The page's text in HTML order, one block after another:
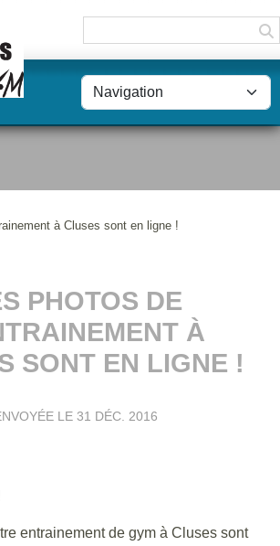
à Cluses sont en ligne !
PHOTOS DE
À
SONT EN LIGNE !
LE 31 DÉC. 2016
entrainement de gym à Cluses sont
cookies